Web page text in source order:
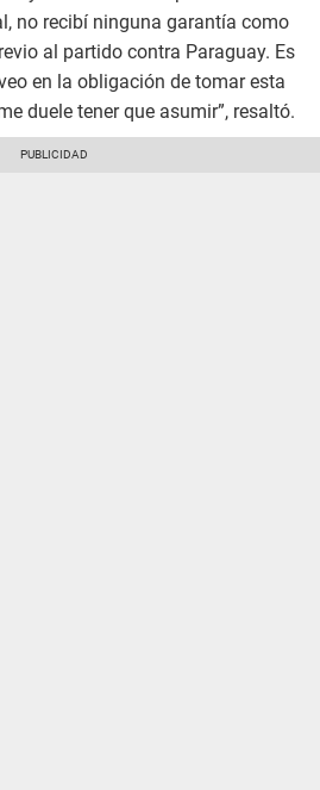
no recibí ninguna garantía como
al partido contra Paraguay. Es
en la obligación de tomar esta
duele tener que asumir”, resaltó.